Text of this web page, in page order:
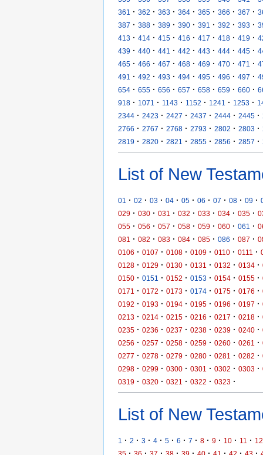
361
· 362 · 363 · 364 · 365 · 366 · 367 ·
387 · 388 · 389 · 390 · 391 · 392 · 393 ·
413 · 414 · 415 · 416 · 417 · 418 · 419 ·
439 · 440 · 441 · 442 · 443 · 444 · 445 ·
465 · 466 · 467 · 468 · 469 · 470 · 471 ·
491
· 492 · 493 · 494 · 495 · 496 · 497 ·
654 · 655 · 656 · 657 · 658 · 659 · 660 ·
918 · 1071 · 1143 · 1152 · 1241 · 1253 ·
2344 · 2423 · 2427 · 2437 · 2444 · 2445 ·
2766 · 2767 · 2768 · 2793 · 2802 · 2803 ·
2819 · 2820 · 2821 · 2855 · 2856 · 2857 ·
List of New
01 · 02 · 03 · 04 · 05 · 06 · 07 · 08 · 09 ·
029 · 030 · 031 · 032 · 033 · 034 · 035 ·
055 · 056 · 057 · 058 · 059 · 060 · 061 ·
081
· 082 · 083 · 084 · 085 · 086 · 087 ·
0106 · 0107 · 0108 · 0109 · 0110 · 0111 ·
0128 · 0129 · 0130 · 0131 · 0132 · 0134 ·
0150 · 0151 · 0152 · 0153 · 0154 · 0155 ·
0171
· 0172 · 0173 · 0174 · 0175 · 0176 ·
0192 · 0193 · 0194 · 0195 · 0196 · 0197 ·
0213 · 0214 · 0215 · 0216 · 0217 · 0218 ·
0235 · 0236 · 0237 · 0238 · 0239 · 0240 ·
0256 · 0257 · 0258 · 0259 · 0260 · 0261 ·
0277 · 0278 · 0279 · 0280 · 0281 · 0282 ·
0298 · 0299 · 0300 · 0301 · 0302 · 0303 ·
0319 · 0320 · 0321 · 0322 · 0323 ·
List of New
1 · 2 · 3 · 4 · 5 · 6 · 7 · 8 · 9 · 10 · 11 · 12
35 · 36 · 37 · 38 · 39 · 40 · 41 · 42 · 43 ·